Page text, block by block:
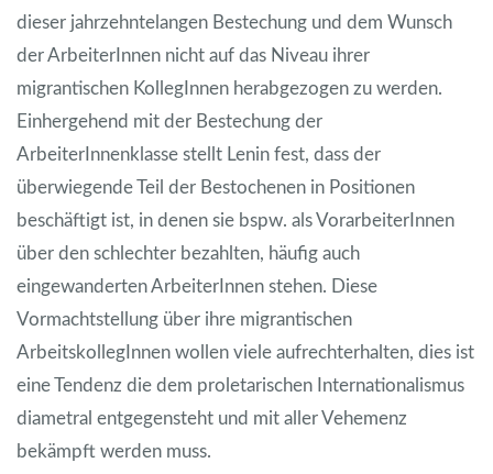
dieser jahrzehntelangen Bestechung und dem Wunsch
der ArbeiterInnen nicht auf das Niveau ihrer
migrantischen KollegInnen herabgezogen zu werden.
Einhergehend mit der Bestechung der
ArbeiterInnenklasse stellt Lenin fest, dass der
überwiegende Teil der Bestochenen in Positionen
beschäftigt ist, in denen sie bspw. als VorarbeiterInnen
über den schlechter bezahlten, häufig auch
eingewanderten ArbeiterInnen stehen. Diese
Vormachtstellung über ihre migrantischen
ArbeitskollegInnen wollen viele aufrechterhalten, dies ist
eine Tendenz die dem proletarischen Internationalismus
diametral entgegensteht und mit aller Vehemenz
bekämpft werden muss.